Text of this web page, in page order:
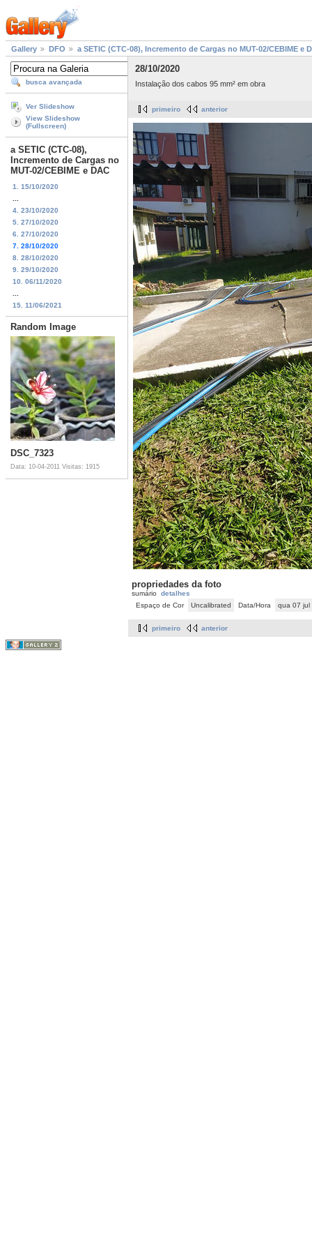
Gallery DFO a SETIC (CTC-08), Incremento de Cargas no MUT-02/CEBIME e
busca avançada
Ver Slideshow
View Slideshow
(Fullscreen)
a SETIC (CTC-08),
Incremento de Cargas no
MUT-02/CEBIME e DAC
1. 15/10/2020
4. 23/10/2020
5. 27/10/2020
6. 27/10/2020
7. 28/10/2020
8. 28/10/2020
9. 29/10/2020
10. 06/11/2020
15. 11/06/2021
Random Image
DSC_7323
Data: 10-04-2011 Visitas: 1915
28/10/2020
Instalação dos cabos 95 mm² em obra
primeiro anterior
propriedades da foto
sumário detalhes
Espaço de Cor
Uncalibrated Data/Hora qua 07 jul
primeiro anterior